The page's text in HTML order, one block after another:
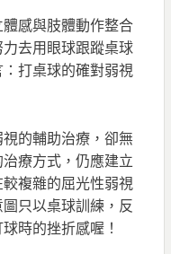
感與肢體動作整合
去用眼球跟蹤桌球
打桌球的確對弱視
的輔助治療，卻無
療方式，仍應建立
複雜的屈光性弱視
只以桌球訓練，反
時的挫折感喔！